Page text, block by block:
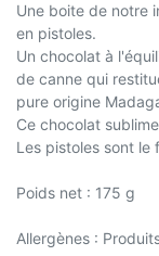
Une boite de notre
en pistoles.
Un chocolat à
de canne qui
pure origine
Ce chocolat
Les pistoles sont le
Poids net : 175 g
Allergènes :